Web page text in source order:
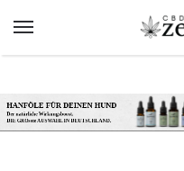
Menü
HANFÖLE FÜR DEINEN HUND
Der natürliche Wirkungsboost.
DIE GRÖsste AUSWAHL IN DEUTSCHLAND.
www.hunreys.de